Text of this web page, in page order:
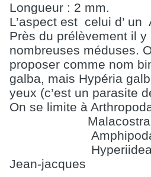
Longueur : 2 mm.
L’aspect est celui d’ un
Près du prélèvement il y
nombreuses méduses.
proposer comme nom
galba, mais Hypéria
yeux (c’est un parasite
On se limite à
Jean-jacques